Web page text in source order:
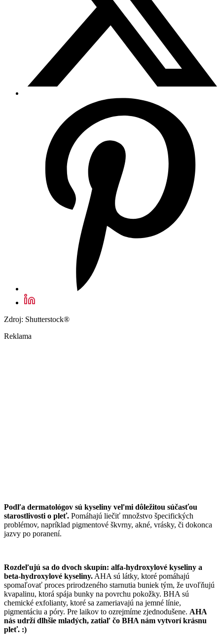
Zdroj: Shutterstock®
Reklama
Podľa dermatológov sú kyseliny veľmi dôležitou súčasťou
starostlivosti o pleť. Pomáhajú liečiť množstvo špecifických
problémov, napríklad pigmentové škvrny, akné, vrásky, či dokonca
jazvy po poranení.
Rozdeľujú sa do dvoch skupín: alfa-hydroxylové kyseliny a
beta-hydroxylové kyseliny.AHA sú látky, ktoré pomáhajú
spomaľovať proces prirodzeného starnutia buniek tým, že uvoľňujú
kvapalinu, ktorá spája bunky na povrchu pokožky. BHA sú
chemické exfolianty, ktoré sa zameriavajú na jemné línie,
pigmentáciu a póry. Pre laikov to ozrejmíme zjednodušene. AHA
nás udrží dlhšie mladých, zatiaľ čo BHA nám vytvorí krásnu
pleť. :)